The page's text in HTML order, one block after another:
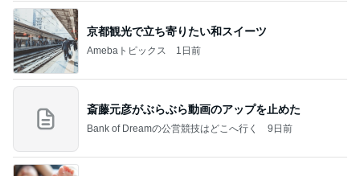
京都観光で立ち寄りたい和スイーツ
Amebaトピックス 1日前
斎藤元彦がぶらぶら動画のアップを止めた
Bank of Dreamの公営競技はどこへ行く 9日前